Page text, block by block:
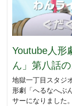
Youtube人形
ん」第八話
地獄一丁目スタジ
形劇「へるなへぶ
サーになりました